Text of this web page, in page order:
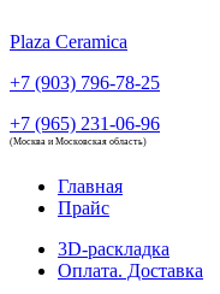
Plaza Ceramica
+7 (903) 796-78-25
+7 (965) 231-06-96
(Москва и Московская область)
Главная
Прайс
3D-раскладка
Оплата. Доставка